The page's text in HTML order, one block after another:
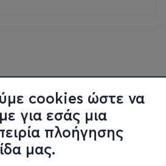
cookies ώστε να
για εσάς μια
πλοήγησης
μας.